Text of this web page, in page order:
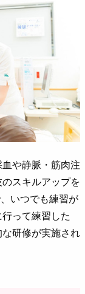
や静脈・筋肉注
スキルアップを
いつでも練習が
って練習した
研修が実施され